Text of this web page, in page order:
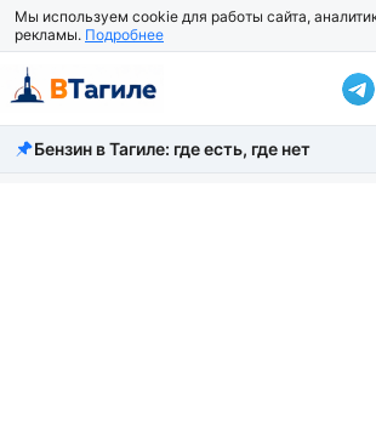
Мы используем cookie для работы сайта,
рекламы. Подробнее
Все новости
Бензин в Тагиле: где есть, где нет